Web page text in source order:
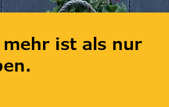
ist als nur